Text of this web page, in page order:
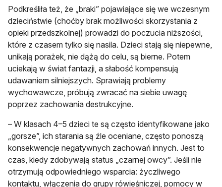
Podkreśliła też, że „braki” pojawiające się we wczesnym
dzieciństwie (choćby brak możliwości skorzystania z
opieki przedszkolnej) prowadzi do poczucia niższości,
które z czasem tylko się nasila. Dzieci stają się niepewne,
unikają porażek, nie dążą do celu, są bierne. Potem
uciekają w świat fantazji, a słabość kompensują
udawaniem silniejszych. Sprawiają problemy
wychowawcze, próbują zwracać na siebie uwagę
poprzez zachowania destrukcyjne.
– W klasach 4–5 dzieci te są często identyfikowane jako
„gorsze”, ich starania są źle oceniane, często ponoszą
konsekwencje negatywnych zachowań innych. Jest to
czas, kiedy zdobywają status „czarnej owcy”. Jeśli nie
otrzymują odpowiedniego wsparcia: życzliwego
kontaktu, włączenia do grupy rówieśniczej, pomocy w